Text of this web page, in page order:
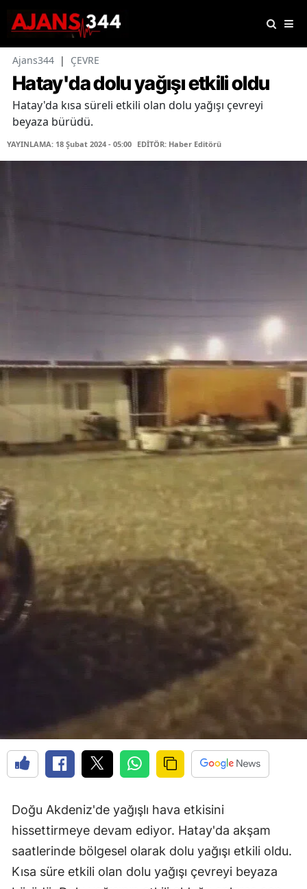
Ajans344 | ÇEVRE
Hatay'da dolu yağışı etkili oldu
Hatay'da kısa süreli etkili olan dolu yağışı çevreyi
beyaza bürüdü.
YAYINLAMA: 18 Şubat 2024 - 05:00 EDİTÖR: Haber Editörü
Doğu Akdeniz'de yağışlı hava etkisini
hissettirmeye devam ediyor. Hatay'da akşam
saatlerinde bölgesel olarak dolu yağışı etkili oldu.
Kısa süre etkili olan dolu yağışı çevreyi beyaza